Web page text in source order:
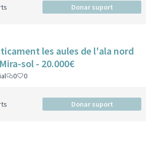
Donar suport
les aules de l'ala nord
sol - 20.000€
0 0
Donar suport